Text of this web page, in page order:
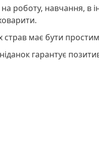
роботу, навчання, в
має бути
гарантує